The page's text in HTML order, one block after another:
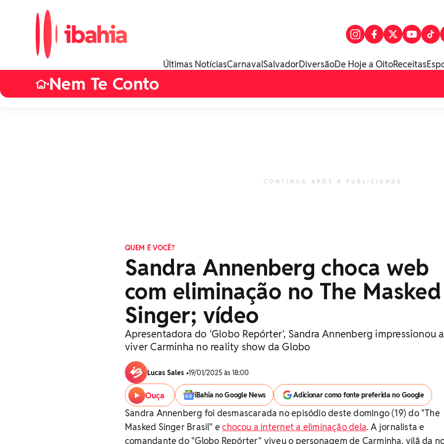
Últimas NotíciasCarnavalSalvadorDiversãoDe Hoje a OitoReceitas
•Nem Te Conto
CONTINUA APÓS A PUBLICIDADE
QUEM É VOCÊ?
Sandra Annenberg choca web
com eliminação no The Masked
Singer; vídeo
Apresentadora do 'Globo Repórter', Sandra Annenberg impressionou
viver Carminha no reality show da Globo
Lucas Sales •19/01/2025 às 18:00
Ouça iBahia no Google News Adicionar como fonte preferida no Google
Sandra Annenberg foi desmascarada no episódio deste domingo (19) do "The
Masked Singer Brasil" echocou a internet a eliminação dela. A jornalista e
comandante do "Globo Repórter" viveu o personagem de Carminha, vilã da